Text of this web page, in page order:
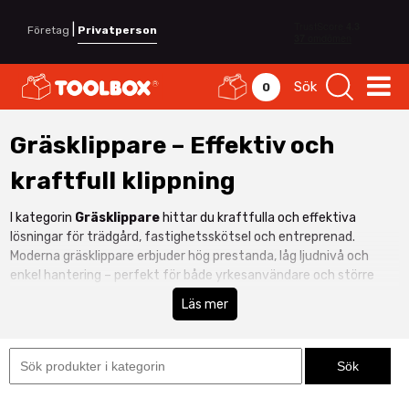
Företag Privatperson
0 Sök
Gräsklippare – Effektiv och
kraftfull klippning
I kategorin Gräsklippare hittar du kraftfulla och effektiva
lösningar för trädgård, fastighetsskötsel och entreprenad.
Moderna gräsklippare erbjuder hög prestanda, låg ljudnivå och
enkel hantering – perfekt för både yrkesanvändare och större
batteridriven gräsklippareger sladdlös frihet och jämn
bostadsområden, skolor, fastigheter och byggprojekt där
mobilitet och miljöhänsyn är viktigt. Se även hela vårt sortiment
Läs mer